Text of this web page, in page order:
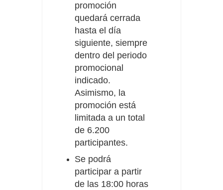
promoción
quedará cerrada
hasta el día
siguiente, siempre
dentro del periodo
promocional
indicado.
Asimismo, la
promoción está
limitada a un total
de 6.200
participantes.
Se podrá
participar a partir
de las 18:00 horas